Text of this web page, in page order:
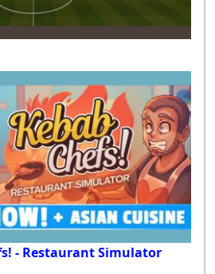
- Restaurant Simulator